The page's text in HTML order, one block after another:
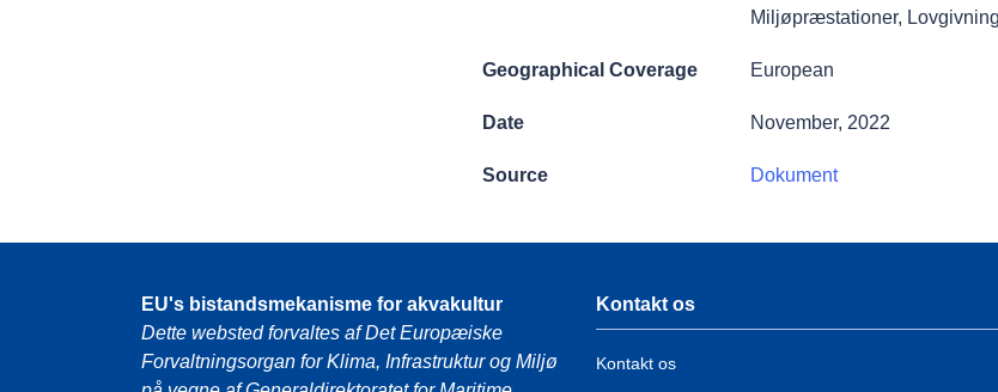
Miljøpræstationer,
Geographical Coverage European
Date November, 2022
Source Dokument
EU's bistandsmekanisme for akvakultur
Dette websted forvaltes af Det Europæiske
Forvaltningsorgan for Klima, Infrastruktur og Miljø
Kontakt os
Kontakt os